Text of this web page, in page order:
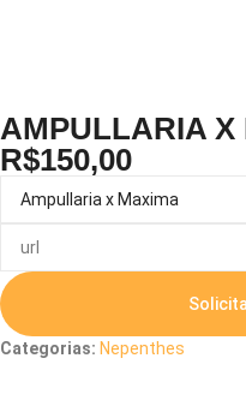
AMPULLARIA X
R$150,00
Categorias: Nepenthes